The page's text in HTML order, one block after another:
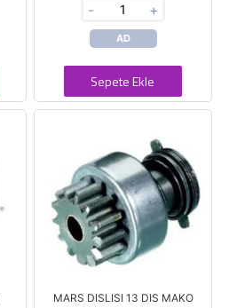
- +
AD
Sepete Ekle
MARS DISLISI 13 DIS MAKO